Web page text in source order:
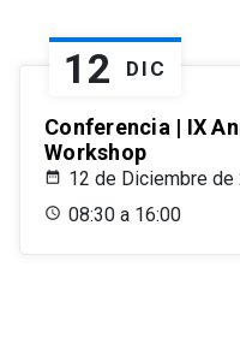
12 DIC
Conferencia | IX
Workshop
12 de Diciembre de
08:30 a 16:00